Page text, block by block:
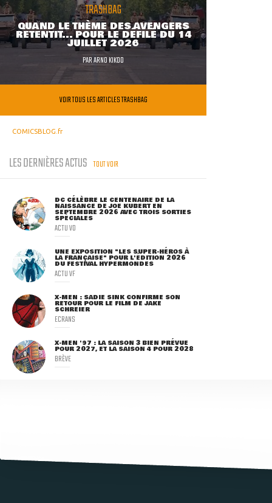
TRASHBAG
QUAND LE THÈME DES AVENGERS
RETENTIT... POUR LE DÉFILÉ DU 14
JUILLET 2026
PARARNO KIKOO
VOIR TOUS LES ARTICLES TRASHBAG
COMICSBLOG.fr
LES DERNIÈRES ACTUS TOUT VOIR
DC CÉLÈBRE LE CENTENAIRE DE LA
NAISSANCE DE JOE KUBERT EN
SEPTEMBRE 2026 AVEC TROIS SORTIES
SPÉCIALES
ACTU VO
UNE EXPOSITION "LES SUPER-HÉROS À
LA FRANÇAISE" POUR L'ÉDITION 2026
DU FESTIVAL HYPERMONDES
ACTU VF
X-MEN : SADIE SINK CONFIRME SON
RETOUR POUR LE FILM DE JAKE
SCHREIER
ECRANS
X-MEN '97 : LA SAISON 3 BIEN PRÉVUE
POUR 2027, ET LA SAISON 4 POUR 2028
BRÈVE